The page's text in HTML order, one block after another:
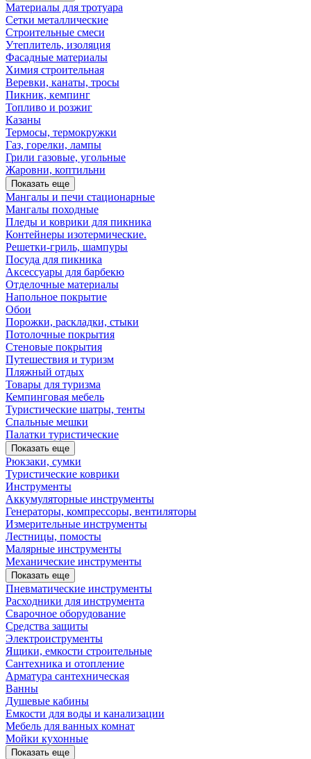
Материалы для тротуара
Сетки металлические
Строительные смеси
Утеплитель, изоляция
Фасадные материалы
Химия строительная
Веревки, канаты, тросы
Пикник, кемпинг
Топливо и розжиг
Казаны
Термосы, термокружки
Газ, горелки, лампы
Грили газовые, угольные
Жаровни, коптильни
Показать еще
Мангалы и печи стационарные
Мангалы походные
Пледы и коврики для пикника
Контейнеры изотермические.
Решетки-гриль, шампуры
Посуда для пикника
Аксессуары для барбекю
Отделочные материалы
Напольное покрытие
Обои
Порожки, раскладки, стыки
Потолочные покрытия
Стеновые покрытия
Путешествия и туризм
Пляжный отдых
Товары для туризма
Кемпинговая мебель
Туристические шатры, тенты
Спальные мешки
Палатки туристические
Показать еще
Рюкзаки, сумки
Туристические коврики
Инструменты
Аккумуляторные инструменты
Генераторы, компрессоры, вентиляторы
Измерительные инструменты
Лестницы, помосты
Малярные инструменты
Механические инструменты
Показать еще
Пневматические инструменты
Расходники для инструмента
Сварочное оборудование
Средства защиты
Электроиструменты
Ящики, емкости строительные
Сантехника и отопление
Арматура сантехническая
Ванны
Душевые кабины
Емкости для воды и канализации
Мебель для ванных комнат
Мойки кухонные
Показать еще